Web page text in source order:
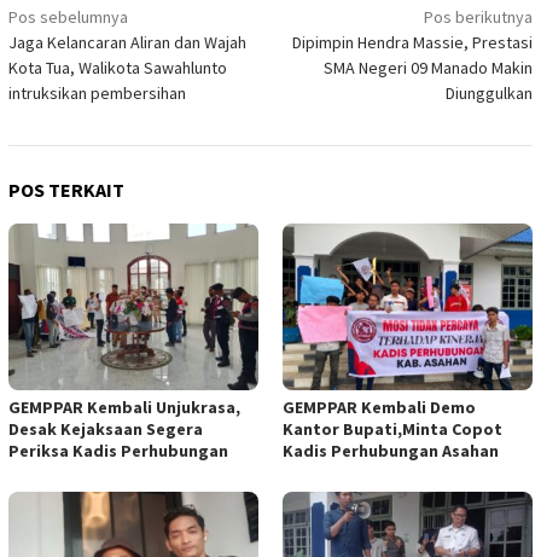
Navigasi
pos
Pos sebelumnya
Jaga Kelancaran Aliran dan Wajah
Kota Tua, Walikota Sawahlunto
intruksikan pembersihan
Pos berikutnya
Dipimpin Hendra Massie, Prestasi
SMA Negeri 09 Manado Makin
Diunggulkan
POS TERKAIT
GEMPPAR Kembali Unjukrasa,
Desak Kejaksaan Segera
Periksa Kadis Perhubungan
GEMPPAR Kembali Demo
Kantor Bupati,Minta Copot
Kadis Perhubungan Asahan